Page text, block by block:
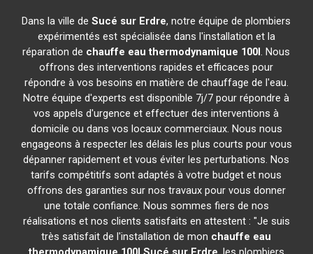
Dans la ville deSucé sur Erdre, notre équipe de plombiers
expérimentés est spécialisée dans l'installation et la
réparation de chauffe eau thermodynamique 100l. Nous
offrons des interventions rapides et efficaces pour
répondre à vos besoins en matière de chauffage de l'eau.
Notre équipe d'experts est disponible 7j/7 pour répondre à
vos appels d'urgence et effectuer des interventions à
domicile ou dans vos locaux commerciaux. Nous nous
engageons à respecter les délais les plus courts pour vous
dépanner rapidement et vous éviter les perturbations. Nos
tarifs compétitifs sont adaptés à votre budget et nous
offrons des garanties sur nos travaux pour vous donner
une totale confiance. Nous sommes fiers de nos
réalisations et nos clients satisfaits en attestent : "Je suis
très satisfait de l'installation de mon chauffe eau